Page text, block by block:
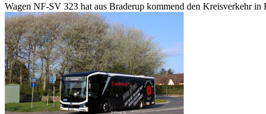
Wagen NF-SV 323 hat aus Braderup kommend den Kreisverkehr